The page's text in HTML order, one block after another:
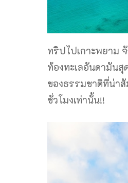
ทริปไปเกาะพยาม
ท้องทะเลอันดามันสุ
ของธรรมชาติที่น่าสั
ชั่วโมงเท่านั้น!!